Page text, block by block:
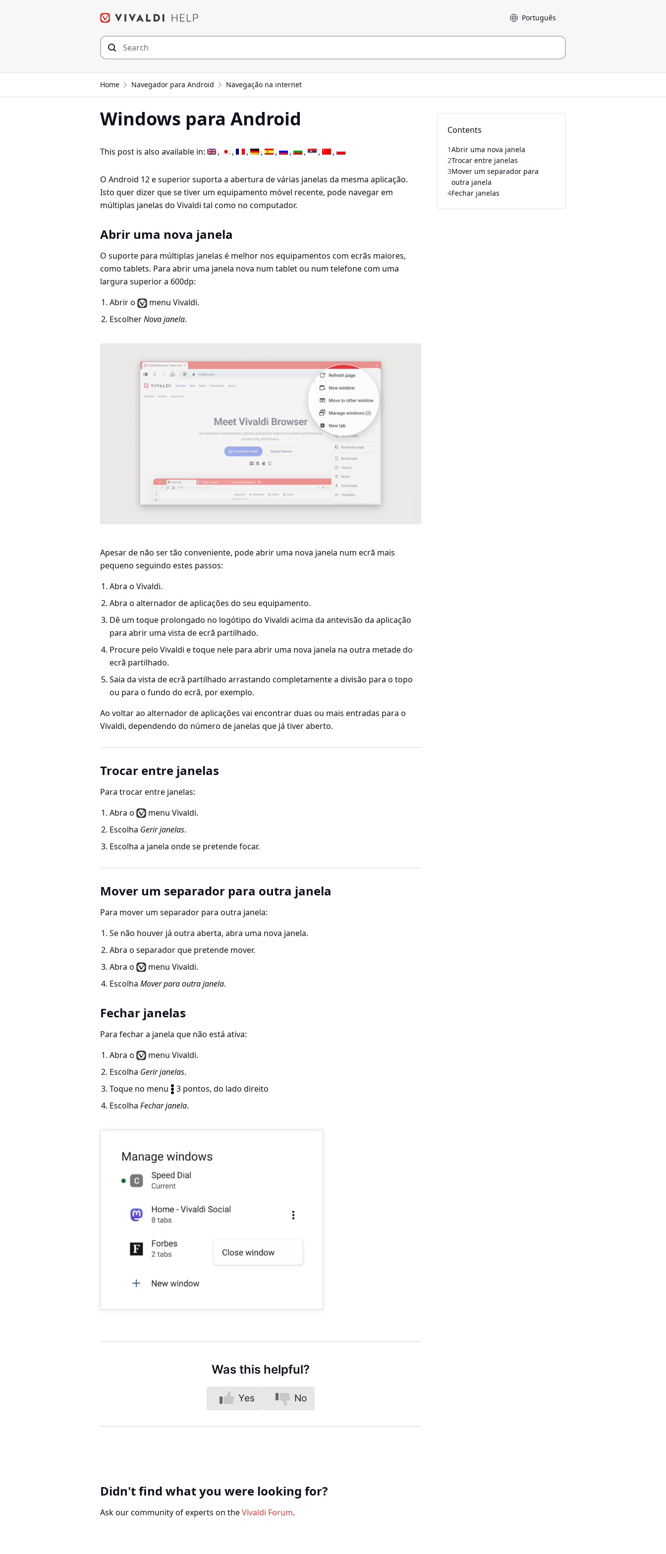
Idioma
Home Navegador para Android Navegação na internet
Windows para Android
This post is also available in:
O Android 12 e superior suporta a abertura de várias janelas da mesma aplicação.
Isto quer dizer que se tiver um equipamento móvel recente, pode navegar em
múltiplas janelas do Vivaldi tal como no computador.
Abrir uma nova janela
O suporte para múltiplas janelas é melhor nos equipamentos com ecrãs maiores,
como tablets. Para abrir uma janela nova num tablet ou num telefone com uma
largura superior a 600dp:
Abrir o
menu Vivaldi.
EscolherNova janela.
Apesar de não ser tão conveniente, pode abrir uma nova janela num ecrã mais
pequeno seguindo estes passos:
Abra o Vivaldi.
Abra o alternador de aplicações do seu equipamento.
Dê um toque prolongado no logótipo do Vivaldi acima da antevisão da aplicação
para abrir uma vista de ecrã partilhado.
Procure pelo Vivaldi e toque nele para abrir uma nova janela na outra metade do
ecrã partilhado.
Saia da vista de ecrã partilhado arrastando completamente a divisão para o topo
ou para o fundo do ecrã, por exemplo.
Ao voltar ao alternador de aplicações vai encontrar duas ou mais entradas para o
Vivaldi, dependendo do número de janelas que já tiver aberto.
Trocar entre janelas
Para trocar entre janelas:
Abra o
menu Vivaldi.
Escolha Gerir janelas.
Escolha a janela onde se pretende focar.
Mover um separador para outra janela
Para mover um separador para outra janela:
Se não houver já outra aberta, abra uma nova janela.
Abra o separador que pretende mover.
Abra o
menu Vivaldi.
EscolhaMover para outra janela.
Fechar janelas
Para fechar a janela que não está ativa:
Abra o
menu Vivaldi.
Escolha Gerir janelas.
Toque no menu
3 pontos, do lado direito
EscolhaFechar janela.
Was this helpful?
Yes No
Contents
1Abrir uma nova janela
2Trocar entre janelas
3Mover um separador para
outra janela
4Fechar janelas
Didn't find what you were looking for?
Ask our community of experts on theVivaldi Forum.